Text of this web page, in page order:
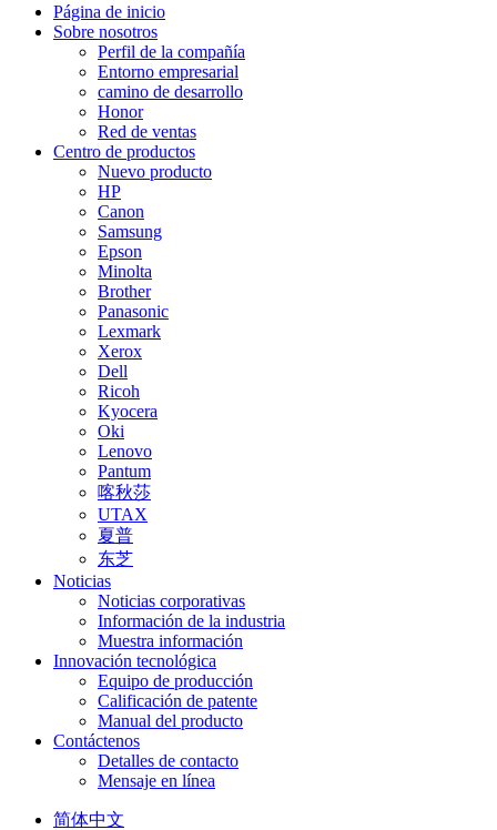
Página de inicio
Sobre nosotros
Perfil de la compañía
Entorno empresarial
camino de desarrollo
Honor
Red de ventas
Centro de productos
Nuevo producto
HP
Canon
Samsung
Epson
Minolta
Brother
Panasonic
Lexmark
Xerox
Dell
Ricoh
Kyocera
Oki
Lenovo
Pantum
喀秋莎
UTAX
夏普
东芝
Noticias
Noticias corporativas
Información de la industria
Muestra información
Innovación tecnológica
Equipo de producción
Calificación de patente
Manual del producto
Contáctenos
Detalles de contacto
Mensaje en línea
简体中文